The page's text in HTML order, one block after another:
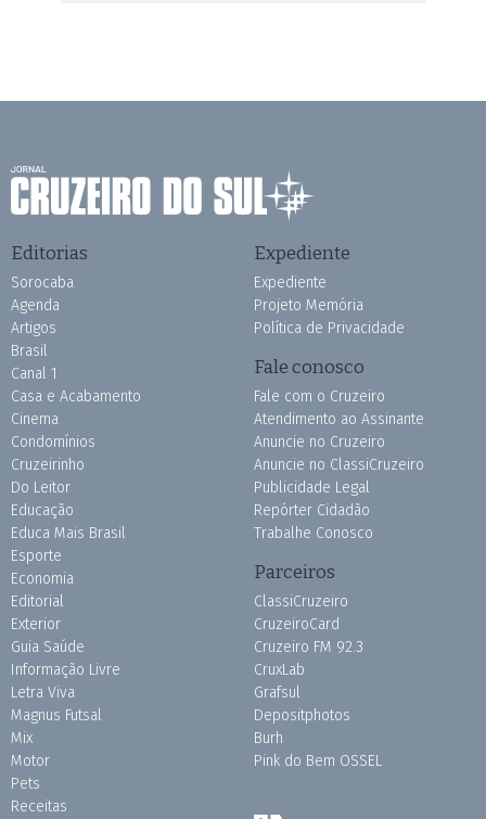
Editorias
Sorocaba
Agenda
Artigos
Brasil
Canal 1
Casa e Acabamento
Cinema
Condomínios
Cruzeirinho
Do Leitor
Educação
Educa Mais Brasil
Esporte
Economia
Editorial
Exterior
Guia Saúde
Informação Livre
Letra Viva
Magnus Futsal
Mix
Motor
Pets
Receitas
Expediente
Expediente
Projeto Memória
Política de Privacidade
Fale conosco
Fale com o Cruzeiro
Atendimento ao Assinante
Anuncie no Cruzeiro
Anuncie no ClassiCruzeiro
Publicidade Legal
Repórter Cidadão
Trabalhe Conosco
Parceiros
ClassiCruzeiro
CruzeiroCard
Cruzeiro FM 92.3
CruxLab
Grafsul
Depositphotos
Burh
Pink do Bem OSSEL